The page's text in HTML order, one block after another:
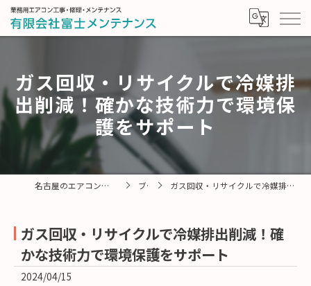
ガス回収・リサイクルで冷媒排
出削減！確かな技術力で環境保
護をサポート
名古屋のエアコンなら有限会社富士メンテナンス ブログ ガス回収・リサイクルで冷媒排出削減！確かな技術力で環境保護をサポート
ガス回収・リサイクルで冷媒排出削減！確
かな技術力で環境保護をサポート
2024/04/15